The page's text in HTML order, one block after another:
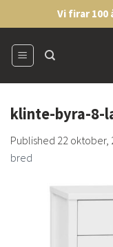
to
content
Vi firar 100
klinte-byra-8-
Published 22 oktober,
bred